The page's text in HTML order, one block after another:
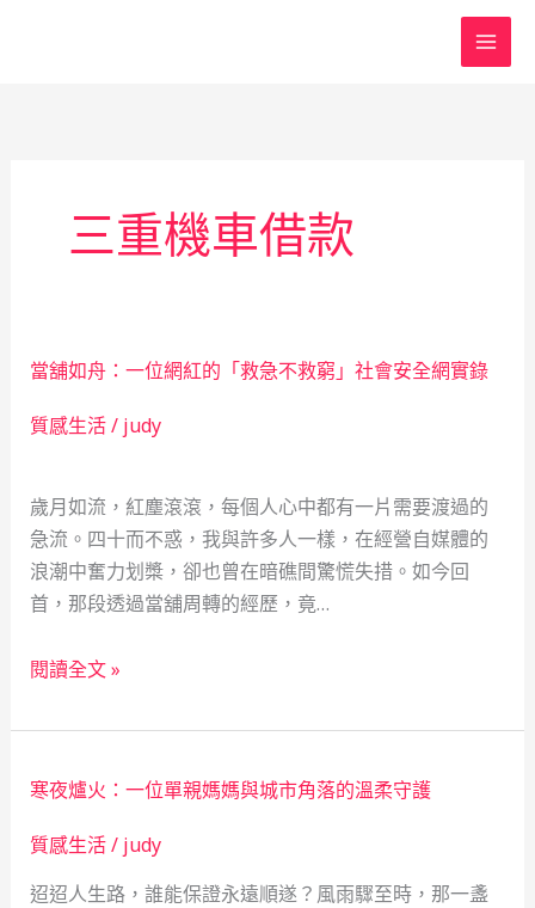
三重機車借款
當舖如舟：一位網紅的「救急不救窮」社會安全網實錄
質感生活/ judy
歲月如流，紅塵滾滾，每個人心中都有一片需要渡過的
急流。四十而不惑，我與許多人一樣，在經營自媒體的
浪潮中奮力划槳，卻也曾在暗礁間驚慌失措。如今回
首，那段透過當舖周轉的經歷，竟…
當
如
一
位
網
紅
閱讀全文 »
寒夜爐火：一位單親媽媽與城市角落的溫柔守護
質感生活/ judy
迢迢人生路，誰能保證永遠順遂？風雨驟至時，那一盞